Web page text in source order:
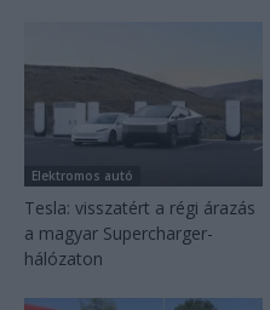
Elektromos autó
Tesla: visszatért a régi árazás
a magyar Supercharger-
hálózaton